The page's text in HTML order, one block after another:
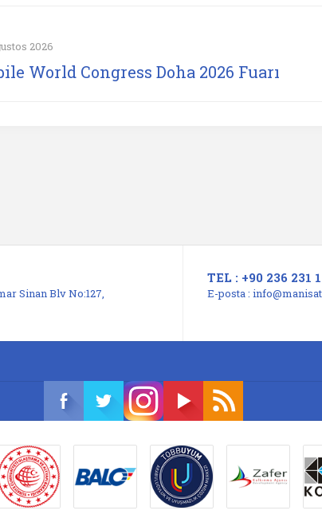
2026
World Congress Doha 2026 Fuarı
Sinan Blv No:127,
TEL : +90 236 231
E-posta :